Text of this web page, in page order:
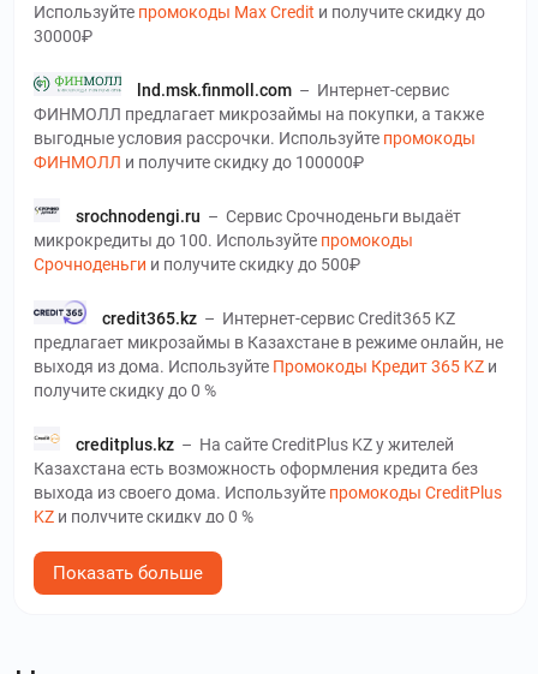
Используйте промокоды Max Credit и получите скидку до
30000₽
lnd.msk.finmoll.com– Интернет-сервис
ФИНМОЛЛ предлагает микрозаймы на покупки, а также
выгодные условия рассрочки. Используйте промокоды
ФИНМОЛЛ и получите скидку до 100000₽
srochnodengi.ru – Сервис Срочноденьги выдаёт
микрокредиты до 100. Используйте промокоды
Срочноденьги и получите скидку до 500₽
credit365.kz– Интернет-сервис Credit365 KZ
предлагает микрозаймы в Казахстане в режиме онлайн, не
выходя из дома. Используйте Промокоды Кредит 365 KZ и
получите скидку до 0 %
creditplus.kz– На сайте CreditPlus KZ у жителей
Казахстана есть возможность оформления кредита без
выхода из своего дома. Используйте промокоды CreditPlus
KZ и получите скидку до 0 %
carmoney.ru–CarMoney – современный онлайн-
сервис автозаймов. Используйте
Показать больше